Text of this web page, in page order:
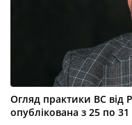
Огляд практики ВС від
опублікована з 25 по